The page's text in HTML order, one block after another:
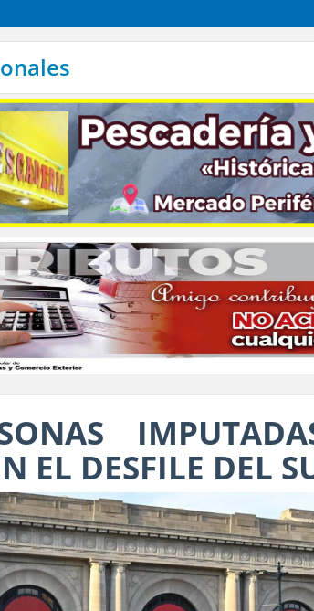
EL DESFILE DEL